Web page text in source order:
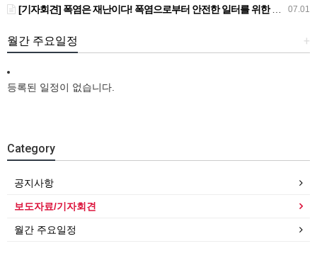
07.01
[기자회견] 폭염은 재난이다! 폭염으로부터 안전한 일터를 위한 민주노총 강원지역본부 폭염감시단 선포 기자회견
+
월간 주요일정
등록된 일정이 없습니다.
Category
공지사항
보도자료/기자회견
월간 주요일정